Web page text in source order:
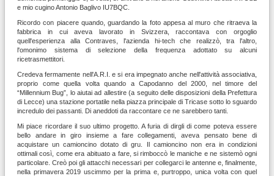
e mio cugino Antonio Baglivo IU7BQC.
Ricordo con piacere quando, guardando la foto appesa al muro che ritraeva la
fabbrica in cui aveva lavorato in Svizzera, raccontava con orgoglio
quell'esperienza alla Contraves, l'azienda hi-tech che realizzò, tra l'altro,
l'omonimo sistema di selezione della frequenza adottato su alcuni
ricetrasmettitori.
Credeva fermamente nell'A.R.I. e si era impegnato anche nell'attività associativa,
proprio come quella volta quando a Capodanno del 2000, nel timore del
“Millennium Bug”, lo aiutai ad allestire (a seguito delle disposizioni della Prefettura
di Lecce) una stazione portatile nella piazza principale di Tricase sotto lo sguardo
incredulo dei passanti. Di aneddoti da raccontare ce ne sarebbero tanti.
Mi piace ricordare il suo ultimo progetto. A furia di dirgli di come poteva essere
bello andare in giro insieme a fare collegamenti, aveva pensato bene di
acquistare un camioncino dotato di gru. Il camioncino non era in condizioni
ottimali così, come era abituato a fare, si rimboccò le maniche e ne sistemò ogni
particolare. Creò poi gli attacchi necessari per collegarci le antenne e, finalmente,
nella primavera 2019 uscimmo per la prima e, purtroppo, unica volta con quel